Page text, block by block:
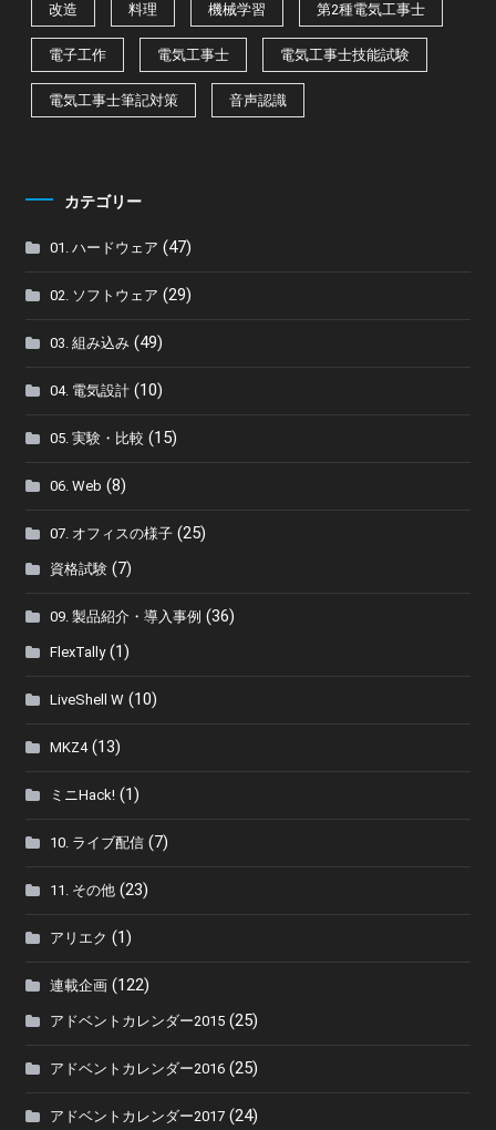
改造 料理 機械学習 第2種電気工事士
電子工作 電気工事士 電気工事士技能試験
電気工事士筆記対策 音声認識
カテゴリー
01. ハードウェア (47)
02. ソフトウェア (29)
03. 組み込み (49)
04. 電気設計 (10)
05. 実験・比較 (15)
06. Web (8)
07. オフィスの様子 (25)
資格試験 (7)
09. 製品紹介・導入事例 (36)
FlexTally(1)
LiveShell W (10)
MKZ4(13)
ミニHack! (1)
10. ライブ配信 (7)
11. その他 (23)
アリエク (1)
連載企画 (122)
アドベントカレンダー2015 (25)
アドベントカレンダー2016 (25)
アドベントカレンダー2017 (24)